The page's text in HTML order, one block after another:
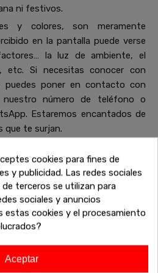
ni festivos.
y colores, son meramente
en la pantalla puede verse
la luz de ambiente, el
etc. Si necesitas conocer con
poner en contacto con
número de teléfono o
Estaremos encantados de
que te surjan.
misma colección
4
diseñados para complementar tu
cookies para fines de
y publicidad. Las redes sociales
terceros se utilizan para
sociales y anuncios
estas cookies y el procesamiento
Aceptar